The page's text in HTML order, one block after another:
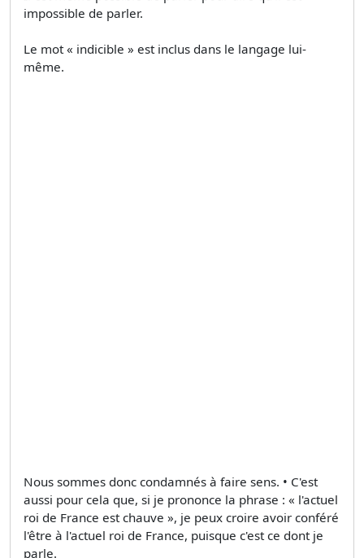
impossible de parler.
Le mot « indicible » est inclus dans le langage lui-
même.
Nous sommes donc condamnés à faire sens. • C'est
aussi pour cela que, si je prononce la phrase : « l'actuel
roi de France est chauve », je peux croire avoir conféré
l'être à l'actuel roi de France, puisque c'est ce dont je
parle.